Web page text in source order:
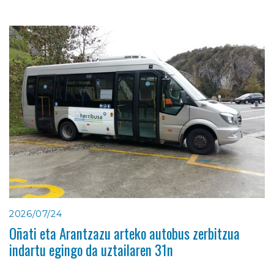
2026/07/24
Oñati eta Arantzazu arteko autobus zerbitzua
indartu egingo da uztailaren 31n